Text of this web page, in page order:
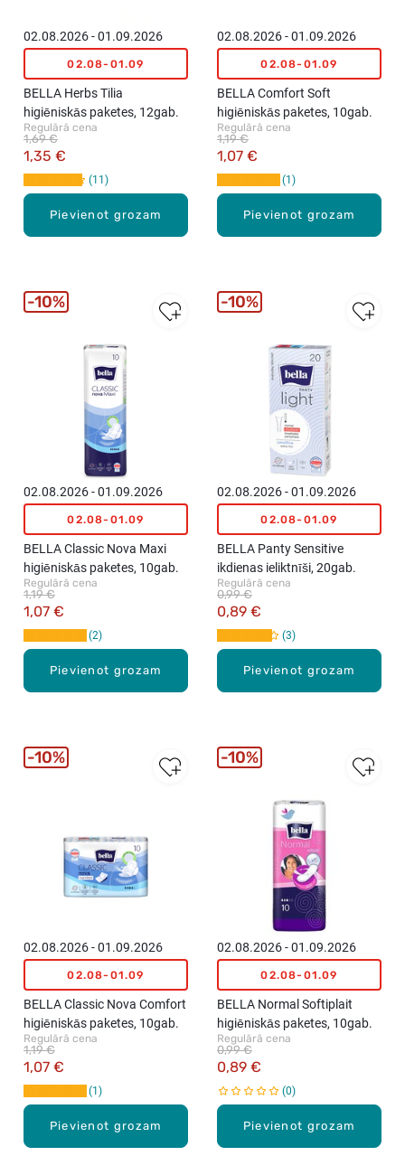
Pievienot grozam
02.08.2026 - 01.09.2026
02.08-01.09
BELLA Herbs Tilia
higiēniskās paketes, 12gab.
Regulārā cena
1,35 €
1,69 €
11
Pievienot grozam
02.08.2026 - 01.09.2026
02.08-01.09
BELLA Comfort Soft
higiēniskās paketes, 10gab.
Regulārā cena
1,07 €
1,19 €
1
Pievienot grozam
02.08.2026 - 01.09.2026
02.08-01.09
BELLA Classic Nova Maxi
higiēniskās paketes, 10gab.
Regulārā cena
1,07 €
1,19 €
2
10%
Pievienot grozam
02.08.2026 - 01.09.2026
02.08-01.09
BELLA Panty Sensitive
ikdienas ieliktnīši, 20gab.
Regulārā cena
0,89 €
0,99 €
3
10%
Pievienot grozam
02.08.2026 - 01.09.2026
02.08-01.09
BELLA Classic Nova Comfort
higiēniskās paketes, 10gab.
Regulārā cena
1,07 €
1,19 €
1
10%
Pievienot grozam
02.08.2026 - 01.09.2026
02.08-01.09
BELLA Normal Softiplait
higiēniskās paketes, 10gab.
Regulārā cena
0,89 €
0,99 €
0
10%